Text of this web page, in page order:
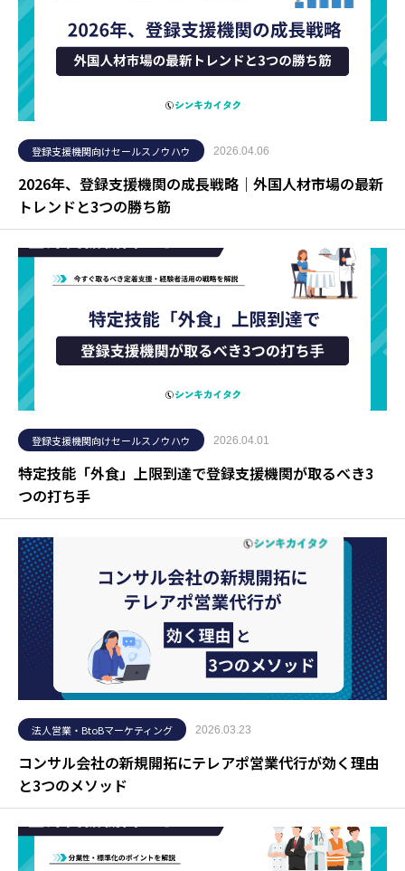
登録支援機関向けセールスノウハウ 2026.04.06
2026年、登録支援機関の成長戦略｜外国人材市場の最新
トレンドと3つの勝ち筋
登録支援機関向けセールスノウハウ 2026.04.01
特定技能「外食」上限到達で登録支援機関が取るべき3
つの打ち手
法人営業・BtoBマーケティング 2026.03.23
コンサル会社の新規開拓にテレアポ営業代行が効く理由
と3つのメソッド